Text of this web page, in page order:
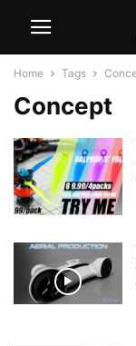
Home Tags
Concept